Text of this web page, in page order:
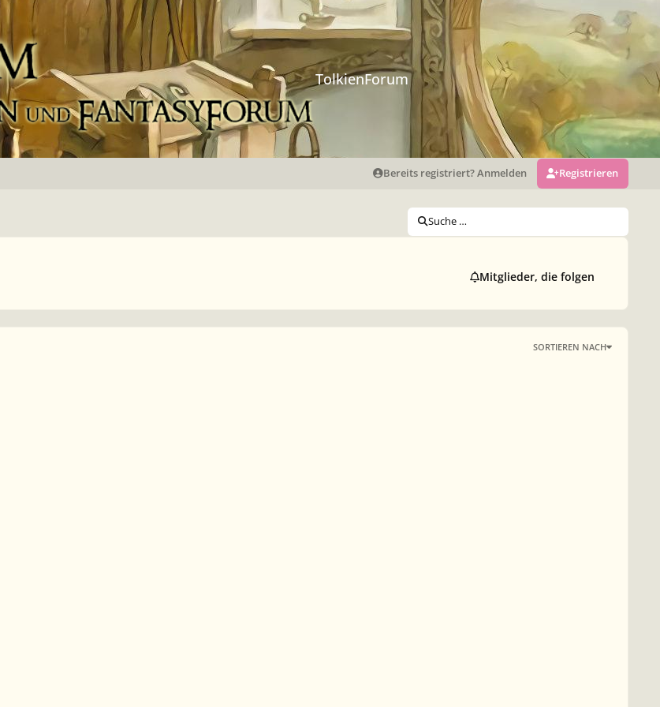
TolkienForum
Bereits registriert? Anmelden Registrieren
Suche …
Mitglieder, die folgen
SORTIEREN NACH